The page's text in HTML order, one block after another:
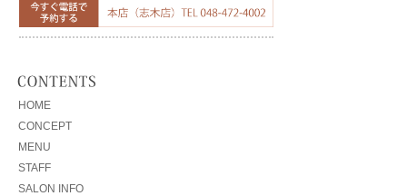
HOME
CONCEPT
MENU
STAFF
SALON INFO